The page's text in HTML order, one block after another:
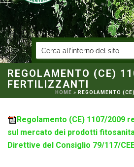
REGOLAMENTO (CE)
FERTILIZZANTI
HOME » REGOLAMENTO
Regolamento (CE) 1107/2009
sul mercato dei prodotti
Direttive del Consiglio 79/117/